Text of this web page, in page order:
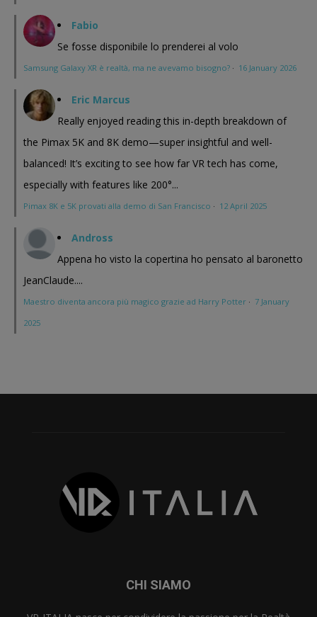
Fabio
Se fosse disponibile lo prenderei al volo
Samsung Galaxy XR è realtà, ma ne avevamo bisogno? · 16 January 2026
Eric Marcus
Really enjoyed reading this in-depth breakdown of
the Pimax 5K and 8K demo—super insightful and well-
balanced! It’s exciting to see how far VR tech has come,
especially with features like 200°...
Pimax 8K e 5K provati alla demo di San Francisco · 12 April 2025
Andross
Appena ho visto la copertina ho pensato al baronetto
JeanClaude....
Maestro diventa ancora più magico grazie ad Harry Potter · 7 January
2025
CHI SIAMO